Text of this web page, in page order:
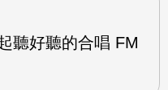
聽好聽的合唱 FM